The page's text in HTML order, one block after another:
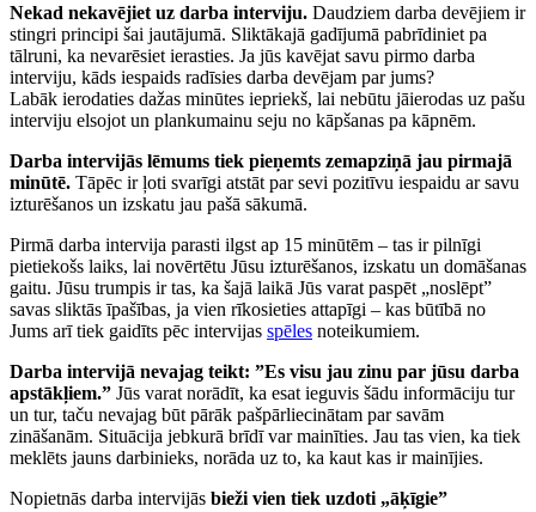
Nekad nekavējiet uz darba interviju. Daudziem darba devējiem ir
stingri principi šai jautājumā. Sliktākajā gadījumā pabrīdiniet pa
tālruni, ka nevarēsiet ierasties. Ja jūs kavējat savu pirmo darba
interviju, kāds iespaids radīsies darba devējam par jums?
Labāk ierodaties dažas minūtes iepriekš, lai nebūtu jāierodas uz pašu
interviju elsojot un plankumainu seju no kāpšanas pa kāpnēm.
Darba intervijās lēmums tiek pieņemts zemapziņā jau pirmajā
minūtē. Tāpēc ir ļoti svarīgi atstāt par sevi pozitīvu iespaidu ar savu
izturēšanos un izskatu jau pašā sākumā.
Pirmā darba intervija parasti ilgst ap 15 minūtēm – tas ir pilnīgi
pietiekošs laiks, lai novērtētu Jūsu izturēšanos, izskatu un domāšanas
gaitu. Jūsu trumpis ir tas, ka šajā laikā Jūs varat paspēt „noslēpt”
savas sliktās īpašības, ja vien rīkosieties attapīgi – kas būtībā no
Jums arī tiek gaidīts pēc intervijas spēles noteikumiem.
Darba intervijā nevajag teikt: ”Es visu jau zinu par jūsu darba
apstākļiem.” Jūs varat norādīt, ka esat ieguvis šādu informāciju tur
un tur, taču nevajag būt pārāk pašpārliecinātam par savām
zināšanām. Situācija jebkurā brīdī var mainīties. Jau tas vien, ka tiek
meklēts jauns darbinieks, norāda uz to, ka kaut kas ir mainījies.
Nopietnās darba intervijās bieži vien tiek uzdoti „āķīgie”